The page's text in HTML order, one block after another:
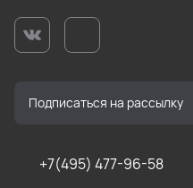
+7(495) 477-96-58